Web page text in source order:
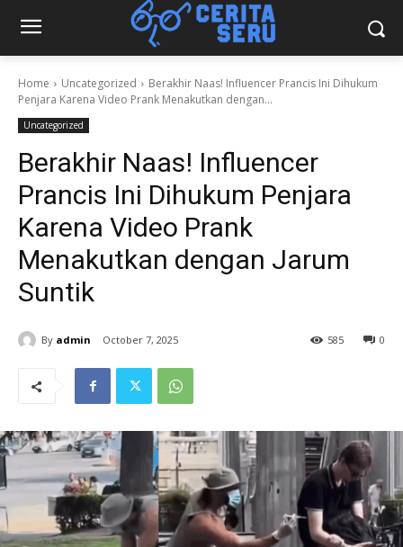
Home Uncategorized
Berakhir Naas! Influencer Prancis Ini Dihukum
Penjara Karena Video Prank Menakutkan dengan...
Uncategorized
Berakhir Naas! Influencer
Prancis Ini Dihukum Penjara
Karena Video Prank
Menakutkan dengan Jarum
Suntik
By admin October 7, 2025 0
585